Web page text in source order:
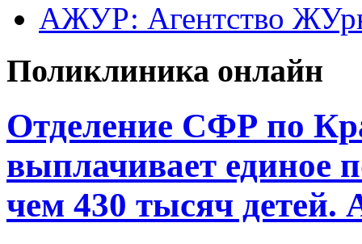
АЖУР: Агентство
Поликлиника онлайн
Отделение СФР по
выплачивает единое
чем 430 тысяч детей.